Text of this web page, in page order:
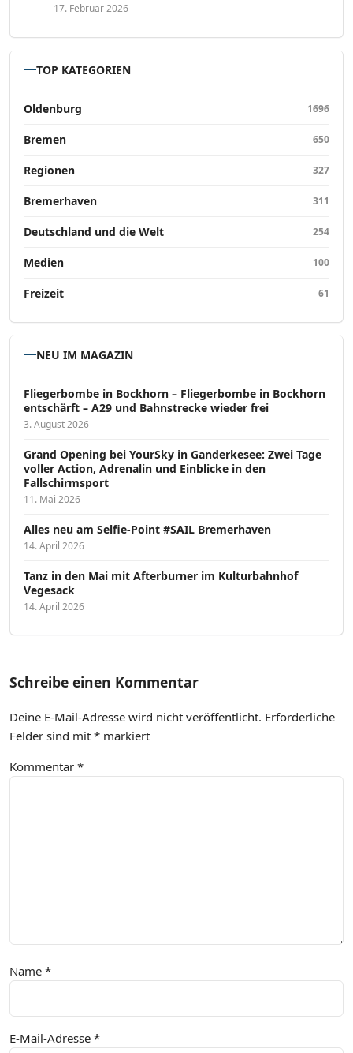
17. Februar 2026
TOP KATEGORIEN
Oldenburg 1696
Bremen 650
Regionen 327
Bremerhaven 311
Deutschland und die Welt 254
Medien 100
Freizeit 61
NEU IM MAGAZIN
Fliegerbombe in Bockhorn – Fliegerbombe in Bockhorn
entschärft – A29 und Bahnstrecke wieder frei
3. August 2026
Grand Opening bei YourSky in Ganderkesee: Zwei Tage
voller Action, Adrenalin und Einblicke in den
Fallschirmsport
11. Mai 2026
Alles neu am Selfie-Point #SAIL Bremerhaven
14. April 2026
Tanz in den Mai mit Afterburner im Kulturbahnhof
Vegesack
14. April 2026
Schreibe einen Kommentar
Deine E-Mail-Adresse wird nicht veröffentlicht. Erforderliche
Felder sind mit * markiert
Kommentar *
Name *
E-Mail-Adresse *